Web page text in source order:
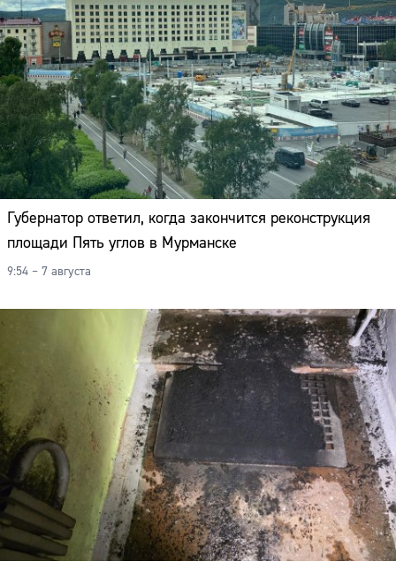
Губернатор ответил, когда закончится реконструкция
площади Пять углов в Мурманске
9:54 – 7 августа